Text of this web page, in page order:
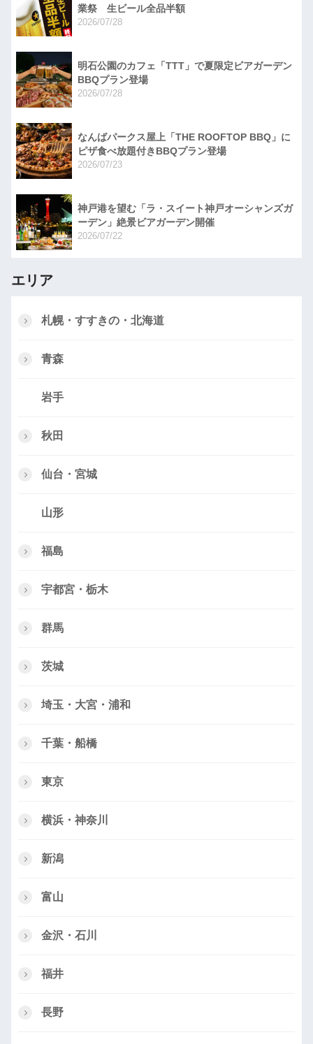
業祭 生ビール全品半額
2026/07/28
明石公園のカフェ「TTT」で夏限定ビアガーデン
BBQプラン登場
2026/07/28
なんばパークス屋上「THE ROOFTOP BBQ」に
ピザ食べ放題付きBBQプラン登場
2026/07/23
神戸港を望む「ラ・スイート神戸オーシャンズガ
ーデン」絶景ビアガーデン開催
2026/07/22
エリア
札幌・すすきの・北海道
青森
岩手
秋田
仙台・宮城
山形
福島
宇都宮・栃木
群馬
茨城
埼玉・大宮・浦和
千葉・船橋
東京
横浜・神奈川
新潟
富山
金沢・石川
福井
長野